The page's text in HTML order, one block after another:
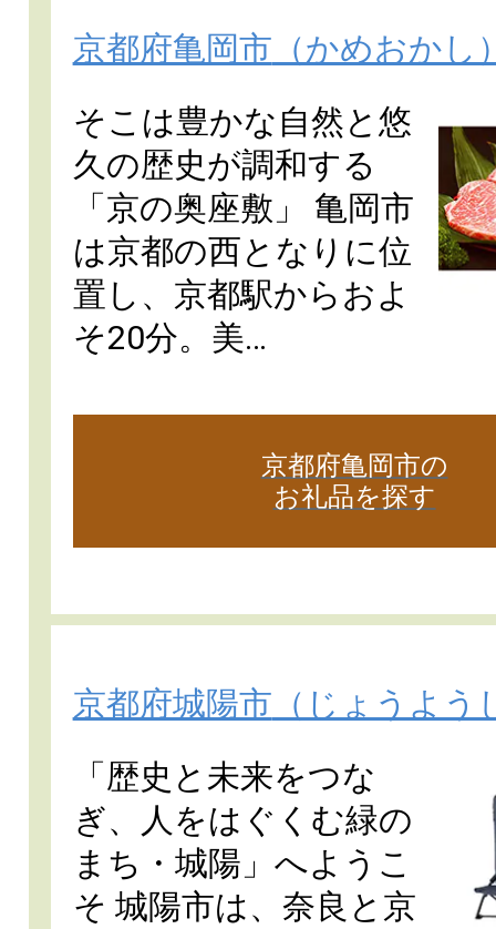
京都府亀岡市 （かめおかし
そこは豊かな自然と悠
久の歴史が調和する
「京の奥座敷」 亀岡市
は京都の西となりに位
置し、京都駅からおよ
そ20分。美…
京都府亀岡市の
お礼品を探す
京都府城陽市 （じょうよう
「歴史と未来をつな
ぎ、人をはぐくむ緑の
まち・城陽」へようこ
そ 城陽市は、奈良と京